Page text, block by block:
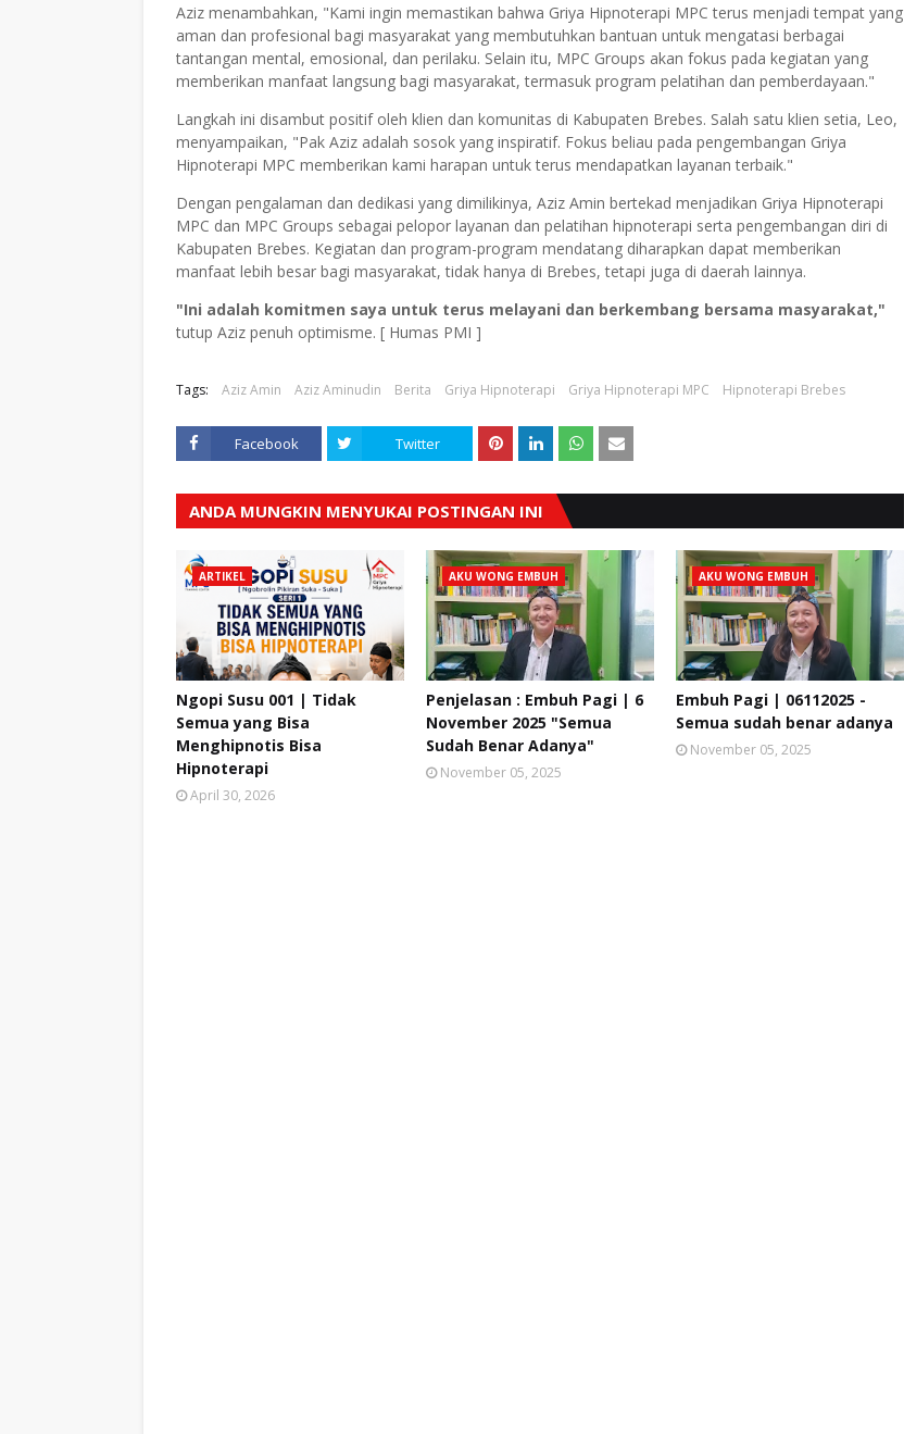
Aziz menambahkan, "Kami ingin memastikan bahwa Griya Hipnoterapi MPC terus menjadi tempat yang
aman dan profesional bagi masyarakat yang membutuhkan bantuan untuk mengatasi berbagai
tantangan mental, emosional, dan perilaku. Selain itu, MPC Groups akan fokus pada kegiatan yang
memberikan manfaat langsung bagi masyarakat, termasuk program pelatihan dan pemberdayaan."
Langkah ini disambut positif oleh klien dan komunitas di Kabupaten Brebes. Salah satu klien setia, Leo,
menyampaikan, "Pak Aziz adalah sosok yang inspiratif. Fokus beliau pada pengembangan Griya
Hipnoterapi MPC memberikan kami harapan untuk terus mendapatkan layanan terbaik."
Dengan pengalaman dan dedikasi yang dimilikinya, Aziz Amin bertekad menjadikan Griya Hipnoterapi
MPC dan MPC Groups sebagai pelopor layanan dan pelatihan hipnoterapi serta pengembangan diri di
Kabupaten Brebes. Kegiatan dan program-program mendatang diharapkan dapat memberikan
manfaat lebih besar bagi masyarakat, tidak hanya di Brebes, tetapi juga di daerah lainnya.
"Ini adalah komitmen saya untuk terus melayani dan berkembang bersama masyarakat,"
tutup Aziz penuh optimisme. [ Humas PMI ]
Tags: Aziz Amin Aziz Aminudin Berita Griya Hipnoterapi Griya Hipnoterapi MPC Hipnoterapi Brebes
Facebook Twitter
ANDA MUNGKIN MENYUKAI POSTINGAN INI
ARTIKEL
Ngopi Susu 001 | Tidak
Semua yang Bisa
Menghipnotis Bisa
Hipnoterapi
April 30, 2026
AKU WONG EMBUH
Penjelasan : Embuh Pagi | 6
November 2025 "Semua
Sudah Benar Adanya"
November 05, 2025
AKU WONG EMBUH
Embuh Pagi | 06112025 -
Semua sudah benar adanya
November 05, 2025